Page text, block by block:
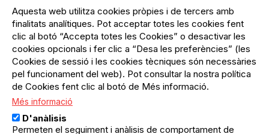
del
compte
d'usuari
Menú
usuari
no
loggat
Registre organització
Menú
Peu
Sobre el projecte
Preguntes freqüents
Contacte
Menú
Legal
Política de privacitat
Avís legal
Aquesta web utilitza cookies pròpies i de tercers amb
finalitats analítiques. Pot acceptar totes les cookies fent
clic al botó “Accepta totes les Cookies” o desactivar les
cookies opcionals i fer clic a “Desa les preferències” (les
Cookies de sessió i les cookies tècniques són necessàries
pel funcionament del web). Pot consultar la nostra política
de Cookies fent clic al botó de Més informació.
Més informació
D'anàlisis
Permeten el seguiment i anàlisis de comportament de